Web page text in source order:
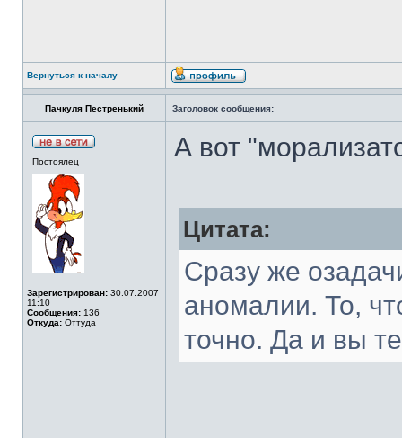
Вернуться к началу
Пачкуля Пестренький Заголовок сообщения:
Постоялец
Зарегистрирован: 30.07.2007
11:10
Сообщения: 136
Откуда: Оттуда
А вот
Цитата:
Сразу же
аномалии. То,
точно. Да и вы